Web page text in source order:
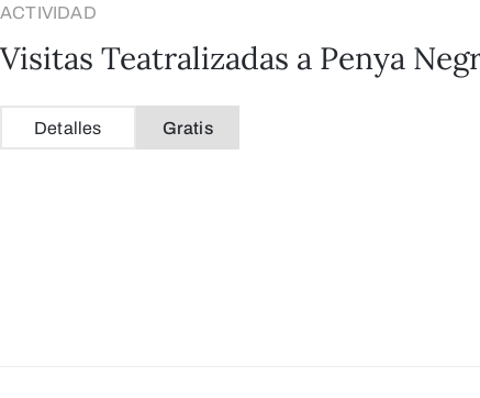
ACTIVIDAD
Visitas Teatralizadas a Penya
Detalles Gratis